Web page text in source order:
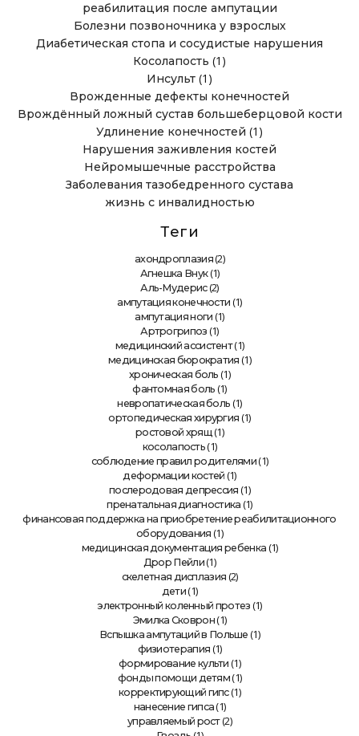
реабилитация после ампутации
Болезни позвоночника у взрослых
Диабетическая стопа и сосудистые нарушения
Косолапость (1)
Инсульт (1)
Врожденные дефекты конечностей
Врождённый ложный сустав большеберцовой кости
Удлинение конечностей (1)
Нарушения заживления костей
Нейромышечные расстройства
Заболевания тазобедренного сустава
жизнь с инвалидностью
Теги
ахондроплазия(2)
Агнешка Внук(1)
Аль-Мудерис(2)
ампутация конечности (1)
ампутация ноги (1)
Артрогрипоз (1)
медицинский ассистент(1)
медицинская бюрократия (1)
хроническая боль (1)
фантомная боль (1)
невропатическая боль (1)
ортопедическая хирургия (1)
ростовой хрящ(1)
косолапость (1)
соблюдение правил родителями (1)
деформации костей (1)
послеродовая депрессия (1)
пренатальная диагностика (1)
финансовая поддержка на приобретение реабилитационного
оборудования (1)
медицинская документация ребенка (1)
Дрор Пейли(1)
скелетная дисплазия (2)
дети (1)
электронный коленный протез (1)
Эмилка Сковрон (1)
Вспышка ампутаций в Польше (1)
физиотерапия (1)
формирование культи (1)
фонды помощи детям (1)
корректирующий гипс(1)
нанесение гипса (1)
управляемый рост(2)